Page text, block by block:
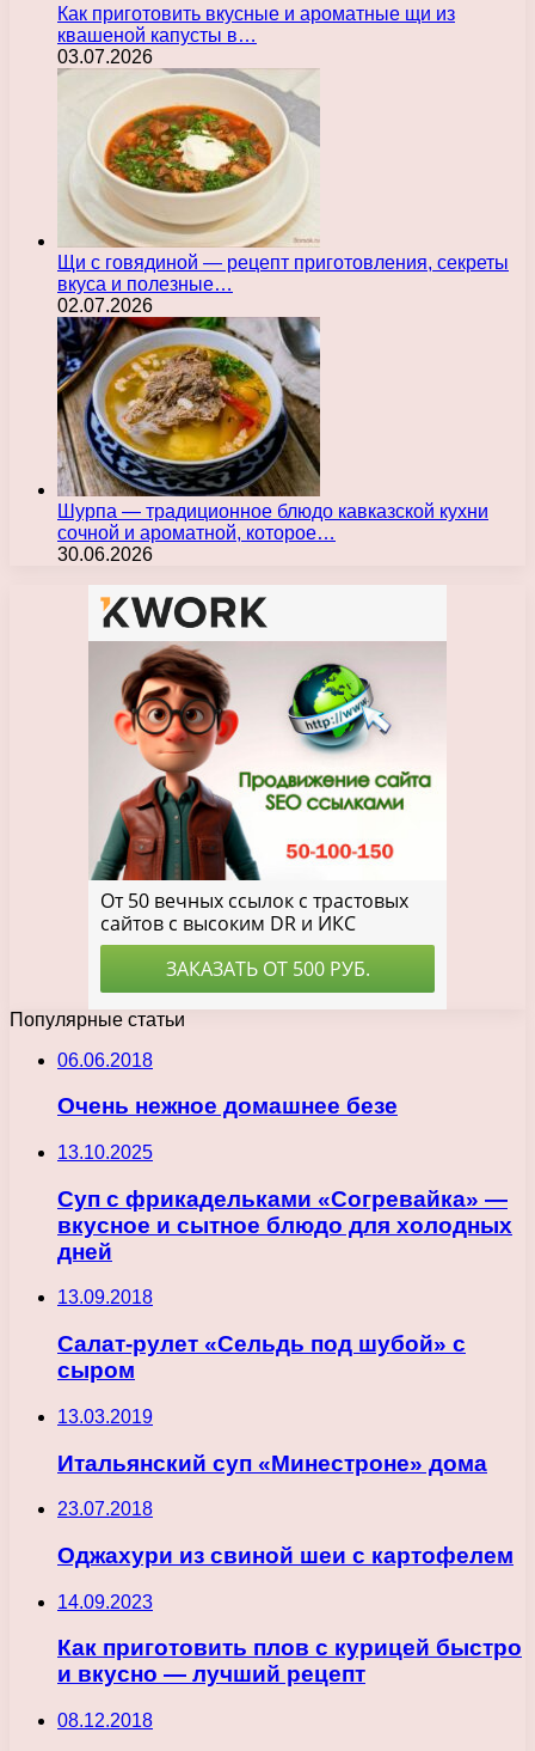
Как приготовить вкусные и ароматные щи из
квашеной капусты в…
03.07.2026
Щи с говядиной — рецепт приготовления, секреты
вкуса и полезные…
02.07.2026
Шурпа — традиционное блюдо кавказской кухни
сочной и ароматной, которое…
30.06.2026
Популярные статьи
06.06.2018
Очень нежное домашнее безе
13.10.2025
Суп с фрикадельками «Согревайка» —
вкусное и сытное блюдо для холодных
дней
13.09.2018
Салат-рулет «Сельдь под шубой» с
сыром
13.03.2019
Итальянский суп «Минестроне» дома
23.07.2018
Оджахури из свиной шеи с картофелем
14.09.2023
Как приготовить плов с курицей быстро
и вкусно — лучший рецепт
08.12.2018